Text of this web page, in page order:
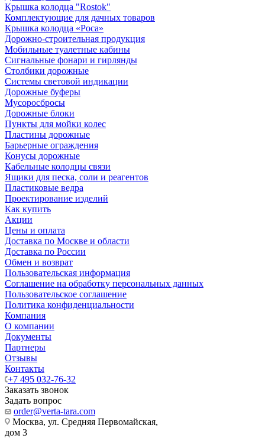
Крышка колодца "Rostok"
Комплектующие для дачных товаров
Крышка колодца «Роса»
Дорожно-строительная продукция
Мобильные туалетные кабины
Сигнальные фонари и гирлянды
Столбики дорожные
Системы световой индикации
Дорожные буферы
Мусоросбросы
Дорожные блоки
Пункты для мойки колес
Пластины дорожные
Барьерные ограждения
Конусы дорожные
Кабельные колодцы связи
Ящики для песка, соли и реагентов
Пластиковые ведра
Проектирование изделий
Как купить
Акции
Цены и оплата
Доставка по Москве и области
Доставка по России
Обмен и возврат
Пользовательская информация
Соглашение на обработку персональных данных
Пользовательское соглашение
Политика конфиденциальности
Компания
О компании
Документы
Партнеры
Отзывы
Контакты
+7 495 032-76-32
Заказать звонок
Задать вопрос
order@verta-tara.com
Москва, ул. Средняя Первомайская,
дом 3